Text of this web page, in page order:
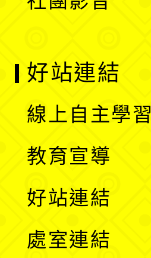
好站連結
線上自主學習
教育宣導
好站連結
處室連結